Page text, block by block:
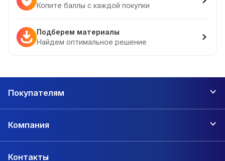
Копите баллы с каждой покупки
Подберем материалы
Найдем оптимальное решение
Покупателям
Компания
Контакты